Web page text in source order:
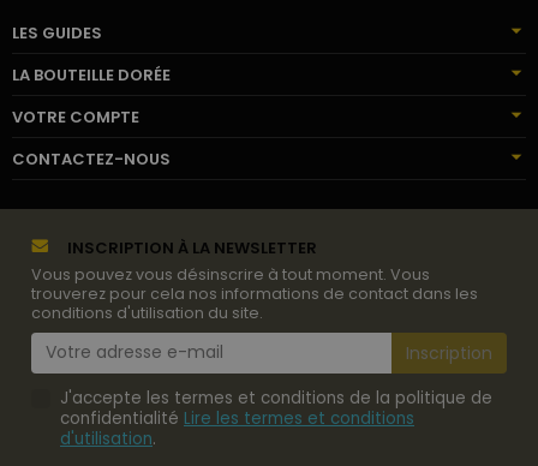
LES GUIDES
LA BOUTEILLE DORÉE
VOTRE COMPTE
CONTACTEZ-NOUS
INSCRIPTION À LA NEWSLETTER
Vous pouvez vous désinscrire à tout moment. Vous
trouverez pour cela nos informations de contact dans les
conditions d'utilisation du site.
J'accepte les termes et conditions de la politique de
confidentialité Lire les termes et conditions
d'utilisation.